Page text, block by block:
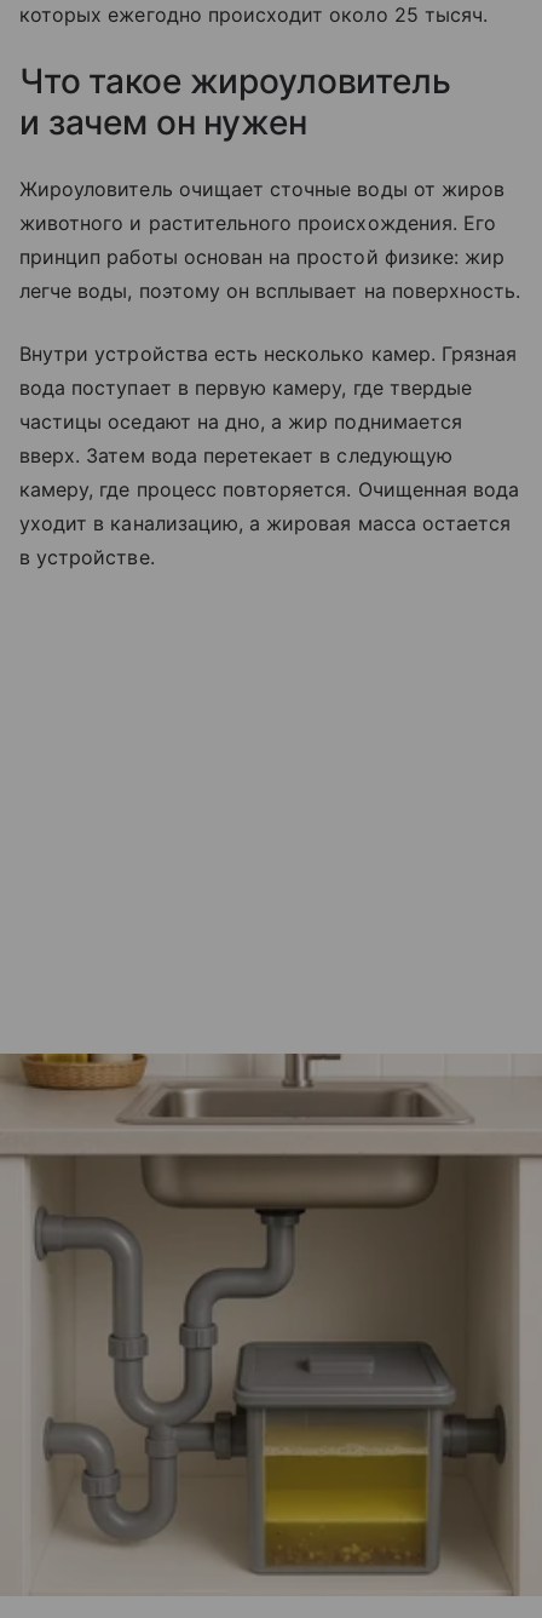
которых ежегодно происходит около 25 тысяч.
Что такое жироуловитель
и зачем он нужен
Жироуловитель очищает сточные воды от жиров
животного и растительного происхождения. Его
принцип работы основан на простой физике: жир
легче воды, поэтому он всплывает на поверхность.
Внутри устройства есть несколько камер. Грязная
вода поступает в первую камеру, где твердые
частицы оседают на дно, а жир поднимается
вверх. Затем вода перетекает в следующую
камеру, где процесс повторяется. Очищенная вода
уходит в канализацию, а жировая масса остается
в устройстве.